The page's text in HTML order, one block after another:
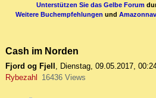
Unterstützen Sie das Gelbe Forum
Weitere Buchempfehlungen und
Cash im Norden
Fjord og Fjell , Dienstag, 09.05.2017,
Rybezahl
16436 Views